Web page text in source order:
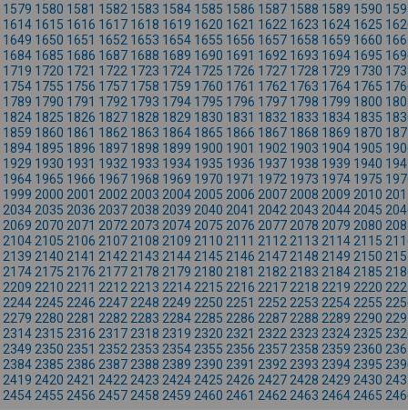
1579 1580 1581 1582 1583 1584 1585 1586 1587 1588 1589 1590
1614 1615 1616 1617 1618 1619 1620 1621 1622 1623 1624 1625
1649 1650 1651 1652 1653 1654 1655 1656 1657 1658 1659 1660
1684 1685 1686 1687 1688 1689 1690 1691 1692 1693 1694 1695
1719 1720 1721 1722 1723 1724 1725 1726 1727 1728 1729 1730
1754 1755 1756 1757 1758 1759 1760 1761 1762 1763 1764 1765
1789 1790 1791 1792 1793 1794 1795 1796 1797 1798 1799 1800
1824 1825 1826 1827 1828 1829 1830 1831 1832 1833 1834 1835
1859 1860 1861 1862 1863 1864 1865 1866 1867 1868 1869 1870
1894 1895 1896 1897 1898 1899 1900 1901 1902 1903 1904 1905
1929 1930 1931 1932 1933 1934 1935 1936 1937 1938 1939 1940
1964 1965 1966 1967 1968 1969 1970 1971 1972 1973 1974 1975
1999 2000 2001 2002 2003 2004 2005 2006 2007 2008 2009 2010
2034 2035 2036 2037 2038 2039 2040 2041 2042 2043 2044 2045
2069 2070 2071 2072 2073 2074 2075 2076 2077 2078 2079 2080
2104 2105 2106 2107 2108 2109 2110 2111 2112 2113 2114 2115
2139 2140 2141 2142 2143 2144 2145 2146 2147 2148 2149 2150
2174 2175 2176 2177 2178 2179 2180 2181 2182 2183 2184 2185
2209 2210 2211 2212 2213 2214 2215 2216 2217 2218 2219 2220
2244 2245 2246 2247 2248 2249 2250 2251 2252 2253 2254 2255
2279 2280 2281 2282 2283 2284 2285 2286 2287 2288 2289 2290
2314 2315 2316 2317 2318 2319 2320 2321 2322 2323 2324 2325
2349 2350 2351 2352 2353 2354 2355 2356 2357 2358 2359 2360
2384 2385 2386 2387 2388 2389 2390 2391 2392 2393 2394 2395
2419 2420 2421 2422 2423 2424 2425 2426 2427 2428 2429 2430
2454 2455 2456 2457 2458 2459 2460 2461 2462 2463 2464 2465